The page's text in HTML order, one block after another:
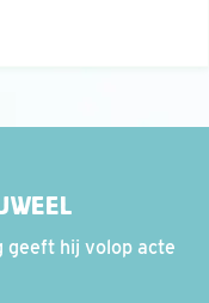
geeft hij volop acte